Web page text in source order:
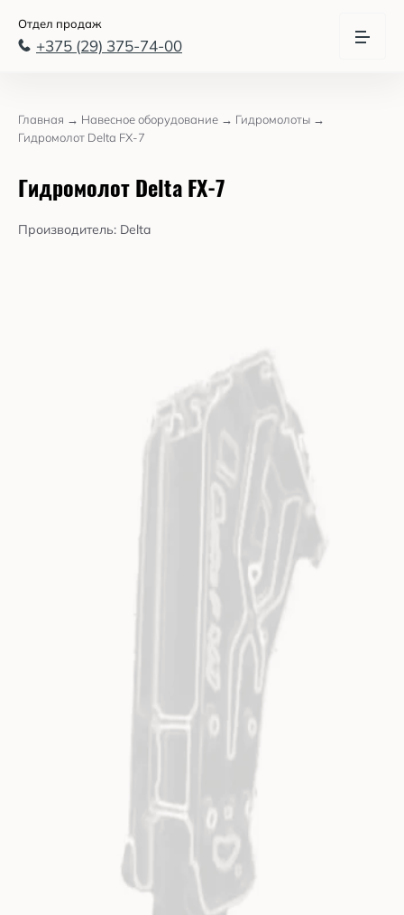
Отдел продаж
+375 (29) 375-74-00
Главная → Навесное оборудование → Гидромолоты →
Гидромолот Delta FX-7
Гидромолот Delta FX-7
Производитель: Delta